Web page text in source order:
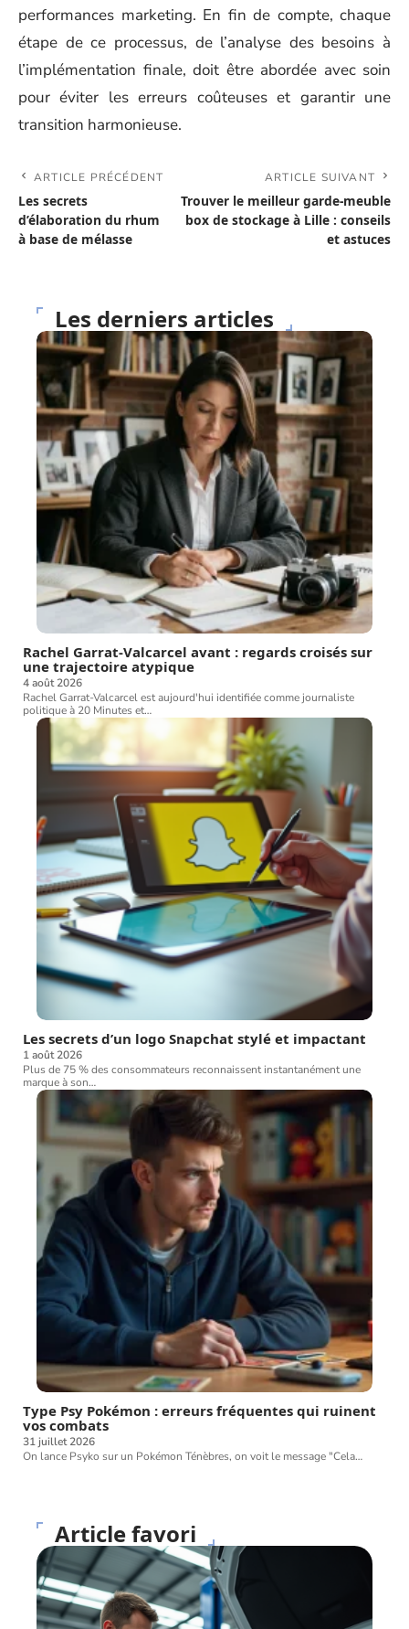
performances marketing. En fin de compte, chaque
étape de ce processus, de l’analyse des besoins à
l’implémentation finale, doit être abordée avec soin
pour éviter les erreurs coûteuses et garantir une
transition harmonieuse.
ARTICLE PRÉCÉDENT
Les secrets
d’élaboration du rhum
à base de mélasse
ARTICLE SUIVANT
Trouver le meilleur garde-meuble
box de stockage à Lille : conseils
et astuces
Les derniers articles
Rachel Garrat-Valcarcel avant : regards croisés sur
une trajectoire atypique
4 août 2026
Rachel Garrat-Valcarcel est aujourd'hui identifiée comme journaliste
politique à 20 Minutes et…
Les secrets d’un logo Snapchat stylé et impactant
1 août 2026
Plus de 75 % des consommateurs reconnaissent instantanément une
marque à son…
Type Psy Pokémon : erreurs fréquentes qui ruinent
vos combats
31 juillet 2026
On lance Psyko sur un Pokémon Ténèbres, on voit le message "Cela…
Article favori